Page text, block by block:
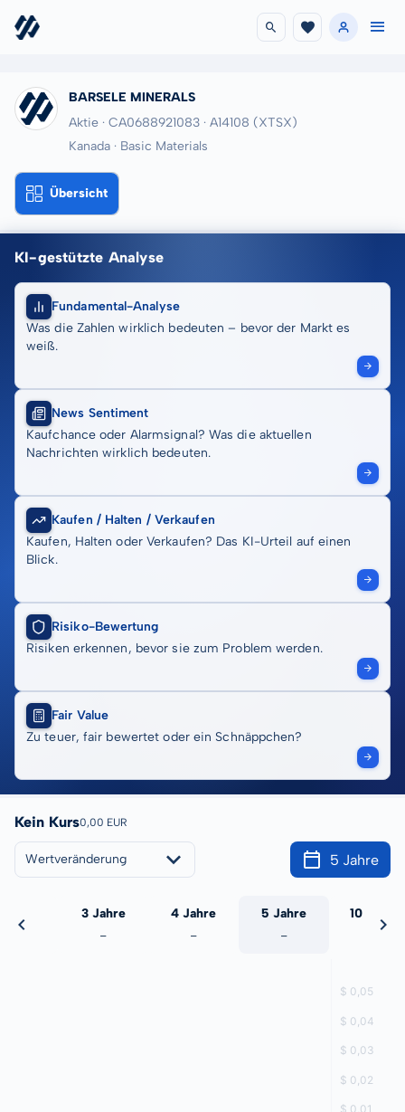
BARSELE MINERALS
Aktie · CA0688921083 · A14108 (XTSX)
Kanada · Basic Materials
Übersicht
KI-gestützte Analyse
Fundamental-Analyse
Was die Zahlen wirklich bedeuten – bevor der Markt es
weiß.
News Sentiment
Kaufchance oder Alarmsignal? Was die aktuellen
Nachrichten wirklich bedeuten.
Kaufen / Halten / Verkaufen
Kaufen, Halten oder Verkaufen? Das KI-Urteil auf einen
Blick.
Risiko-Bewertung
Risiken erkennen, bevor sie zum Problem werden.
Fair Value
Zu teuer, fair bewertet oder ein Schnäppchen?
Kein Kurs0,00 EUR
Wertveränderung 5 Jahre
3 Jahre
-
4 Jahre
-
5 Jahre
-
10 Jahre